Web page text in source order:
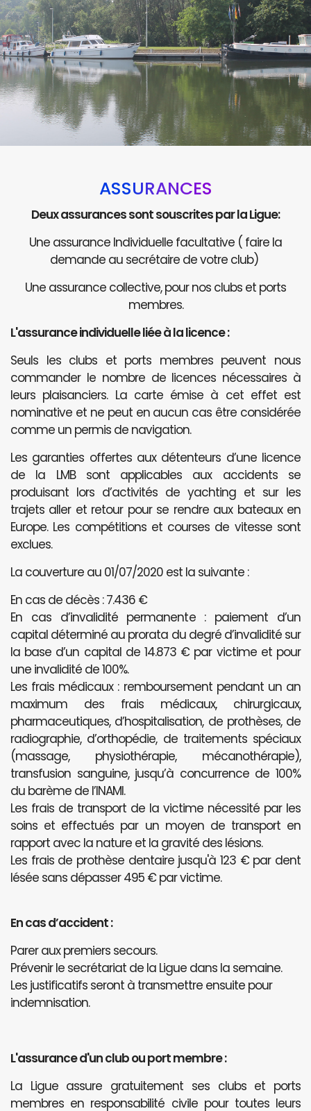
ASSURANCES
Deux assurances sont souscrites par la Ligue:
Une assurance Individuelle facultative ( faire la
demande au secrétaire de votre club)
Une assurance collective, pour nos clubs et ports
membres.
L'assurance individuelle liée à la licence :
Seuls les clubs et ports membres peuvent nous
commander le nombre de licences nécessaires à
leurs plaisanciers. La carte émise à cet effet est
nominative et ne peut en aucun cas être considérée
comme un permis de navigation.
Les garanties offertes aux détenteurs d’une licence
de la LMB sont applicables aux accidents se
produisant lors d’activités de yachting et sur les
trajets aller et retour pour se rendre aux bateaux en
Europe. Les compétitions et courses de vitesse sont
exclues.
La couverture au 01/07/2020 est la suivante :
En cas de décès : 7.436 €
En cas d’invalidité permanente : paiement d’un
capital déterminé au prorata du degré d’invalidité sur
la base d’un capital de 14.873 € par victime et pour
une invalidité de 100%.
Les frais médicaux : remboursement pendant un an
maximum des frais médicaux, chirurgicaux,
pharmaceutiques, d’hospitalisation, de prothèses, de
radiographie, d’orthopédie, de traitements spéciaux
(massage, physiothérapie, mécanothérapie),
transfusion sanguine, jusqu’à concurrence de 100%
du barème de l’INAMI.
Les frais de transport de la victime nécessité par les
soins et effectués par un moyen de transport en
rapport avec la nature et la gravité des lésions.
Les frais de prothèse dentaire jusqu'à 123 € par dent
lésée sans dépasser 495 € par victime.
En cas d’accident :
Parer aux premiers secours.
Prévenir le secrétariat de la Ligue dans la semaine.
Les justificatifs seront à transmettre ensuite pour
indemnisation.
L'assurance d'un club ou port membre :
La Ligue assure gratuitement ses clubs et ports
membres en responsabilité civile pour toutes leurs